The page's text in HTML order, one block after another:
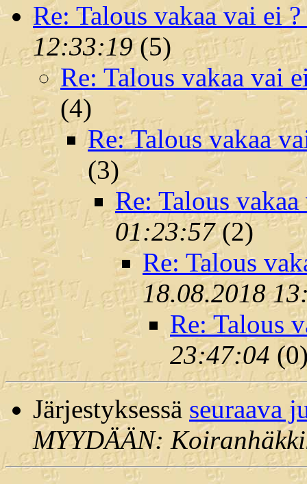
Re: Talous vakaa vai ei ?
12:33:19(5)
Re: Talous vakaa vai
(4)
Re: Talous vakaa
(3)
Re: Talous
01:23:57(2)
Re: Talous
18.08.2018
Re: Talous
23:47:04 (
Järjestyksessä seuraava
MYYDÄÄN: